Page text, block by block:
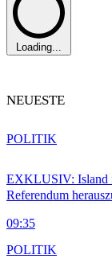
Loading...
NEUESTE
EXKLUSIV: Island
Referendum
09:35
POLITIK
POLITIK